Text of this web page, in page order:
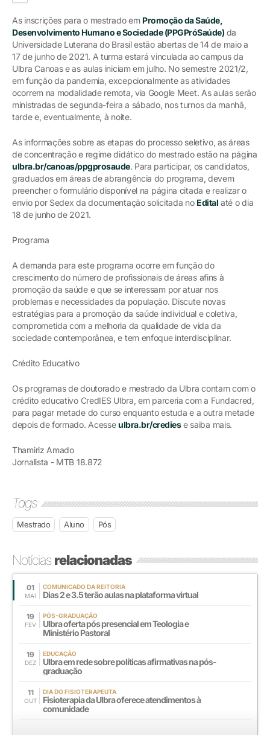
As inscrições para o mestrado em Promoção da Saúde,
Desenvolvimento Humano e Sociedade (PPGPróSaúde) da
Universidade Luterana do Brasil estão abertas de 14 de maio a
17 de junho de 2021. A turma estará vinculada ao campus da
Ulbra Canoas e as aulas iniciam em julho. No semestre 2021/2,
em função da pandemia, excepcionalmente as atividades
ocorrem na modalidade remota, via Google Meet. As aulas serão
ministradas de segunda-feira a sábado, nos turnos da manhã,
tarde e, eventualmente, à noite.
As informações sobre as etapas do processo seletivo, as áreas
de concentração e regime didático do mestrado estão na página
ulbra.br/canoas/ppgprosaude. Para participar, os candidatos,
graduados em áreas de abrangência do programa, devem
preencher o formulário disponível na página citada e realizar o
envio por Sedex da documentação solicitada no Edital até o dia
18 de junho de 2021.
Programa
A demanda para este programa ocorre em função do
crescimento do número de profissionais de áreas afins à
promoção da saúde e que se interessam por atuar nos
problemas e necessidades da população. Discute novas
estratégias para a promoção da saúde individual e coletiva,
comprometida com a melhoria da qualidade de vida da
sociedade contemporânea, e tem enfoque interdisciplinar.
Crédito Educativo
Os programas de doutorado e mestrado da Ulbra contam com o
crédito educativo CredIES Ulbra, em parceria com a Fundacred,
para pagar metade do curso enquanto estuda e a outra metade
depois de formado. Acesseulbra.br/crediese saiba mais.
Thamiriz Amado
Jornalista - MTB 18.872
Tags
Mestrado Aluno Pós
Notíciasrelacionadas
01
MAI
COMUNICADO DA REITORIA
Dias 2 e 3.5 terão aulas na plataforma virtual
19
FEV
PÓS-GRADUAÇÃO
Ulbra oferta pós presencial em Teologia e
Ministério Pastoral
19
DEZ
EDUCAÇÃO
Ulbra em rede sobre políticas afirmativas na pós-
graduação
11
OUT
DIA DO FISIOTERAPEUTA
Fisioterapia da Ulbra oferece atendimentos à
comunidade